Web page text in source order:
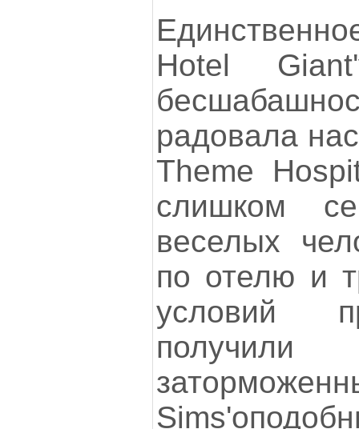
Hotel
радовала
Theme
слишком
веселых
по отелю и
условий